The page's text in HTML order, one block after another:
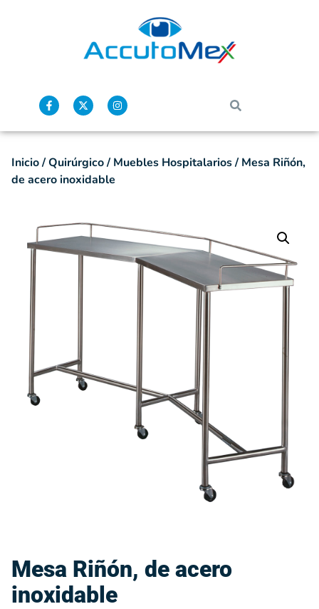
Inicio/Quirúrgico/ Muebles Hospitalarios/ Mesa Riñón,
de acero inoxidable
Mesa Riñón, de acero
inoxidable